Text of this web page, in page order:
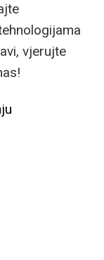
vjerujte